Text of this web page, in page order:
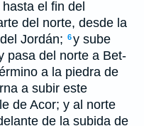
el fin del
del norte, desde la
Jordán; 6y sube
pasa del norte a Bet-
a la piedra de
a subir este
de Acor; y al norte
de la subida de